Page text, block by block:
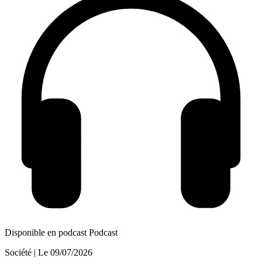
Disponible en podcast Podcast
Société | Le 09/07/2026